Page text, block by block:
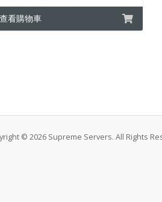
查看購物車
© 2026 Supreme Servers. All Rights